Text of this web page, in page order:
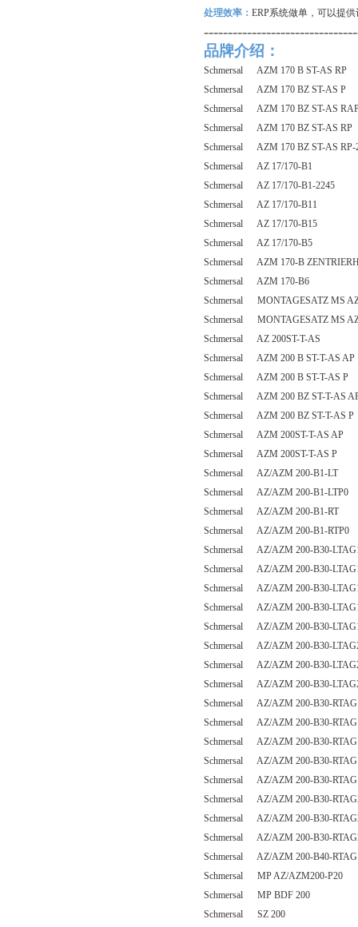
处理效率： ERP系统做单，可以提
品牌介绍：
Schmersal AZM 170 B ST-AS RP
Schmersal AZM 170 BZ ST-AS P
Schmersal AZM 170 BZ ST-AS
Schmersal AZM 170 BZ ST-AS RP
Schmersal AZM 170 BZ ST-AS RP-
Schmersal AZ 17/170-B1
Schmersal AZ 17/170-B1-2245
Schmersal AZ 17/170-B11
Schmersal AZ 17/170-B15
Schmersal AZ 17/170-B5
Schmersal AZM 170-B
Schmersal AZM 170-B6
Schmersal MONTAGESATZ MS
Schmersal MONTAGESATZ MS
Schmersal AZ 200ST-T-AS
Schmersal AZM 200 B ST-T-AS AP
Schmersal AZM 200 B ST-T-AS P
Schmersal AZM 200 BZ ST-T-AS
Schmersal AZM 200 BZ ST-T-AS P
Schmersal AZM 200ST-T-AS AP
Schmersal AZM 200ST-T-AS P
Schmersal AZ/AZM 200-B1-LT
Schmersal AZ/AZM 200-B1-LTP0
Schmersal AZ/AZM 200-B1-RT
Schmersal AZ/AZM 200-B1-RTP0
Schmersal AZ/AZM 200-B30-
Schmersal AZ/AZM 200-B30-
Schmersal AZ/AZM 200-B30-
Schmersal AZ/AZM 200-B30-
Schmersal AZ/AZM 200-B30-
Schmersal AZ/AZM 200-B30-
Schmersal AZ/AZM 200-B30-
Schmersal AZ/AZM 200-B30-
Schmersal AZ/AZM 200-B30-
Schmersal AZ/AZM 200-B30-
Schmersal AZ/AZM 200-B30-
Schmersal AZ/AZM 200-B30-
Schmersal AZ/AZM 200-B30-
Schmersal AZ/AZM 200-B30-
Schmersal AZ/AZM 200-B30-
Schmersal AZ/AZM 200-B30-
Schmersal AZ/AZM 200-B40-
Schmersal MP AZ/AZM200-P20
Schmersal MP BDF 200
Schmersal SZ 200